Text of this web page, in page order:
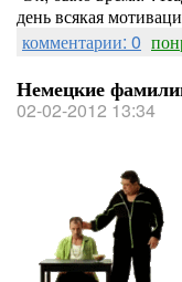
день всякая
комментарии: 0
Немецкие
02-02-2012 13:34